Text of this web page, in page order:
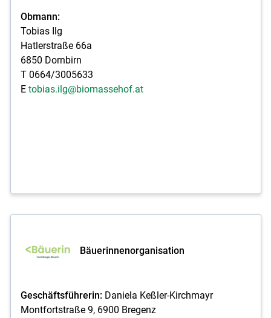
Obmann:
Tobias Ilg
Hatlerstraße 66a
6850 Dornbirn
T 0664/3005633
E tobias.ilg@biomassehof.at
Bäuerinnenorganisation
Geschäftsführerin:Daniela Keßler-Kirchmayr
Montfortstraße 9, 6900 Bregenz